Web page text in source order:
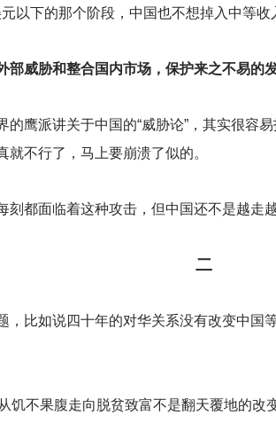
以下的那个阶段，中国也不想掉入中等收
威胁和整合国内市场，保护来之不易的发
的鹰派讲关于中国的“威胁论”，其实很容
不行了，马上要崩溃了似的。
刻都面临着这种攻击，但中国还不是越走
二
，比如说四十年的对华关系没有改变中国
饥不果腹走向脱贫致富不是翻天覆地的改